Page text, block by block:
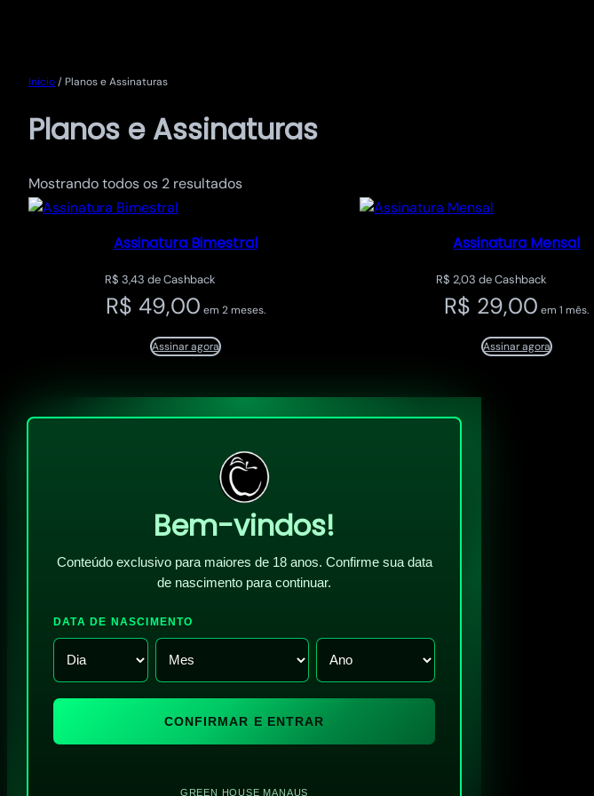
PularInício/ Planos e Assinaturas
Planos e Assinaturas
Mostrando todos os 2 resultados
Assinatura Bimestral
R$ 3,43 de Cashback
R$ 49,00 em 2 meses.
Assinar agora
Assinatura Mensal
R$ 2,03 de Cashback
R$ 29,00 em 1 mês.
Assinar agora
Bem-vindos!
Conteúdo exclusivo para maiores de 18 anos. Confirme sua data
de nascimento para continuar.
DATA DE NASCIMENTO
CONFIRMAR E ENTRAR
GREEN HOUSE MANAUS